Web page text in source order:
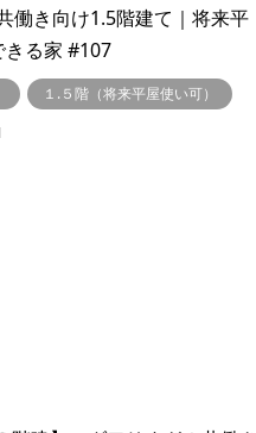
働き向け1.5階建て｜将来平
きる家 #107
１.５階（将来平屋使い可）